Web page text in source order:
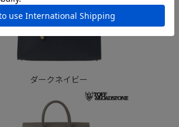
ダークネイビー